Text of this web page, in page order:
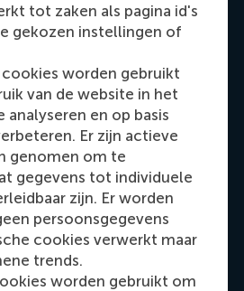
tot zaken als pagina id's
gekozen instellingen of
worden gebruikt
van de website in het
analyseren en op basis
Er zijn actieve
genomen om te
gegevens tot individuele
zijn. Er worden
persoonsgegevens
cookies verwerkt maar
trends.
worden gebruikt om
50